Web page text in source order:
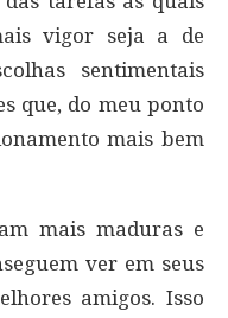
vigor seja a de
sentimentais
que, do meu ponto
mais bem
mais maduras e
ver em seus
amigos. Isso